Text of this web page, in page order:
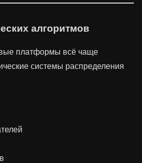
алгоритмов
платформы всё чаще
системы распределения